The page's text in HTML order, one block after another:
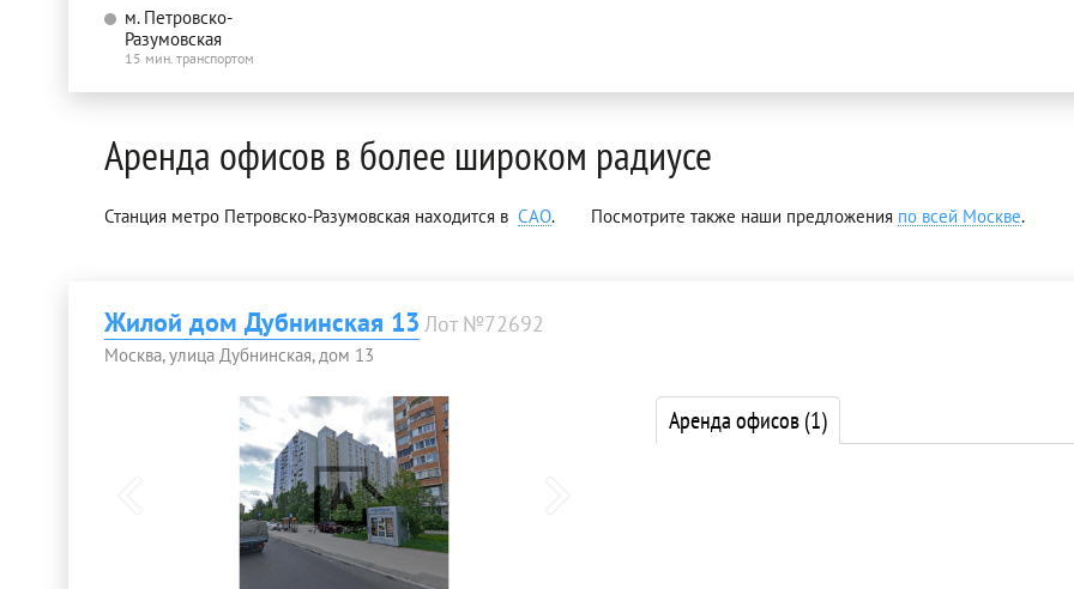
м. Петровско-
Разумовская
15 мин. транспортом
Аренда офисов в более широком радиусе
Станция метро Петровско-Разумовская находится в САО. Посмотрите также наши предложения по всей Москве.
Жилой дом Дубнинская 13 Лот №72692
Москва, улица Дубнинская, дом 13
Аренда офисов(1)